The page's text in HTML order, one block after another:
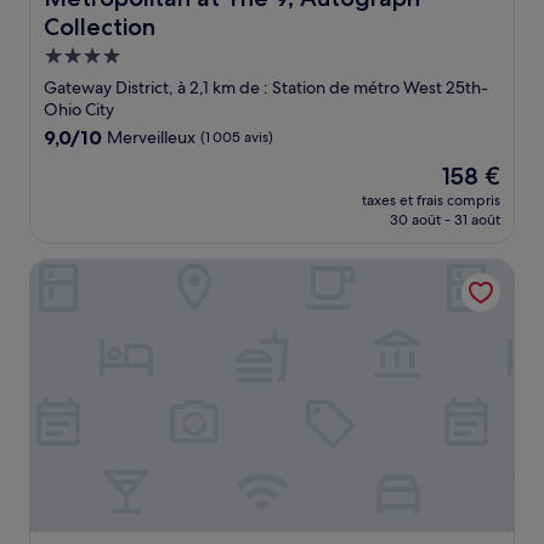
Collection
Hébergement
4.0 étoiles
Gateway District, à 2,1 km de : Station de métro West 25th-
Ohio City
9.0
9,0/10 Merveilleux (1 005 avis)
Le
nouveau
prix
de
158 €
158 €
taxes et frais compris
30 août - 31 août